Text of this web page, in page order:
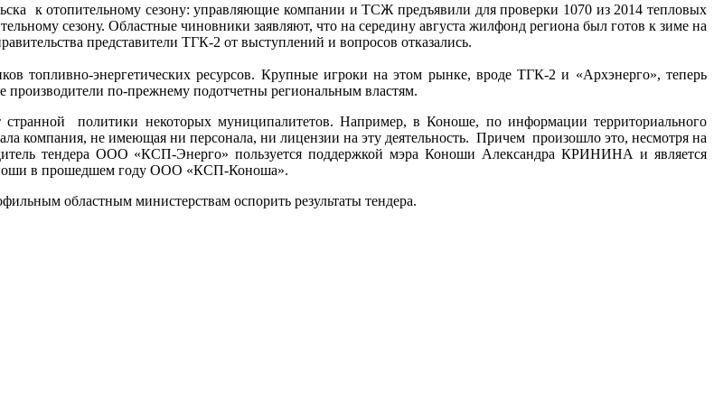
к отопительному сезону: управляющие компании и ТСЖ предъявили для проверки 1070 из 2014 тепловых
сезону. Областные чиновники заявляют, что на середину августа жилфонд региона был готов к зиме на
представители ТГК-2 от выступлений и вопросов отказались.
топливно-энергетических ресурсов. Крупные игроки на этом рынке, вроде ТГК-2 и «Архэнерго», теперь
производители по-прежнему подотчетны региональным властям.
странной политики некоторых муниципалитетов. Например, в Коноше, по информации территориального
компания, не имеющая ни персонала, ни лицензии на эту деятельность. Причем произошло это, несмотря на
тендера ООО «КСП-Энерго» пользуется поддержкой мэра Коноши Александра КРИНИНА и является
в прошедшем году ООО «КСП-Коноша».
областным министерствам оспорить результаты тендера.